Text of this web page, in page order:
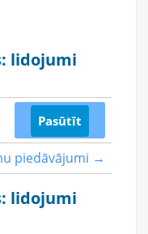
lidojumi
piedāvājumi →
Pasūtīt
lidojumi